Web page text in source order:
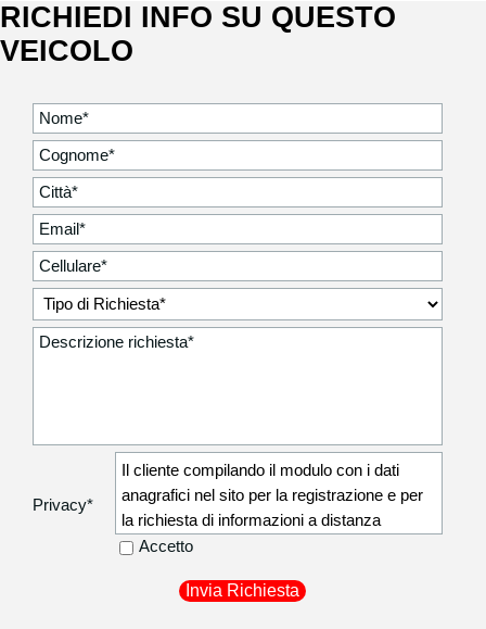
RICHIEDI INFO SU QUESTO
VEICOLO
Privacy*
Il cliente compilando il modulo con i dati
anagrafici nel sito per la registrazione e per
la richiesta di informazioni a distanza
autorizza la Degidio Auto srl a comunicare i
recapito telefonico) ai corrieri di fiducia
Accetto